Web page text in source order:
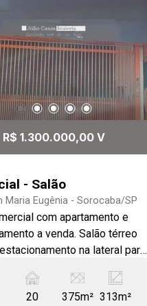
R$ 1.300.000,00 V
- Salão
Maria Eugênia - Sorocaba/SP
com apartamento e
a venda. Salão térreo
na lateral para
sendo amplo e arejado
wc, área de serviço com
20 375m² 313m²